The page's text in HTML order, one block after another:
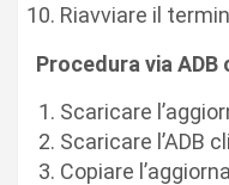
Riavviare il
Procedura via
Scaricare
Scaricare l’ADB
Copiare